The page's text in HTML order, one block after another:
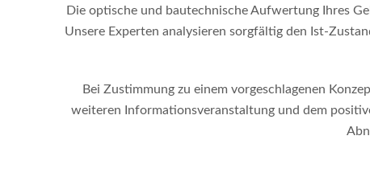
Die optische und bautechnische Aufwertung Ihres
Unsere Experten analysieren sorgfältig den Ist-
Bei Zustimmung zu einem vorgeschlagenen
weiteren Informationsveranstaltung und dem